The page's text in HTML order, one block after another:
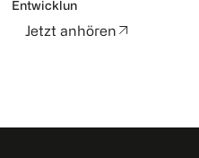
Entwicklun
Jetzt anhören